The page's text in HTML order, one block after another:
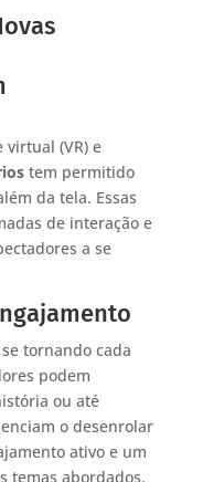
(VR) e
tem permitido
da tela. Essas
de interação e
a se
tornando cada
podem
ou até
o desenrolar
ativo e um
temas abordados.